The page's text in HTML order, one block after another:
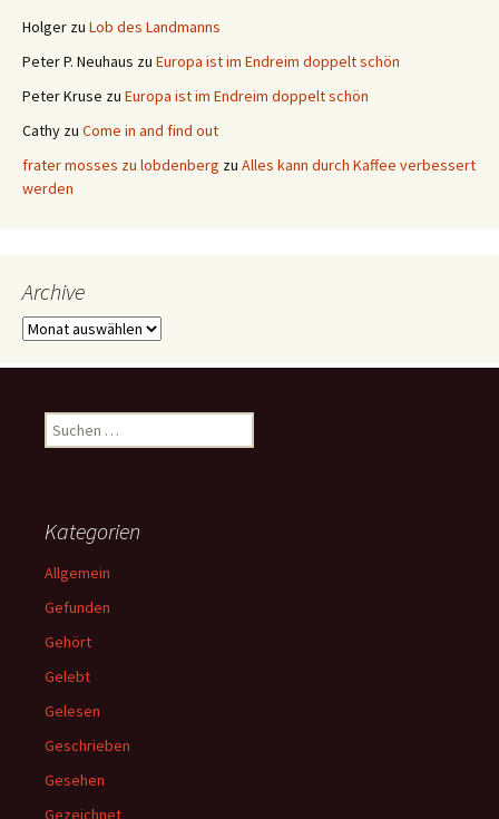
Holger zu Lob des Landmanns
Peter P. Neuhaus zu Europa ist im Endreim doppelt schön
Peter Kruse zu Europa ist im Endreim doppelt schön
Cathy zu Come in and find out
frater mosses zu lobdenberg zu Alles kann durch Kaffee verbessert
werden
Archive
Archive
Suchen
nach:
Kategorien
Allgemein
Gefunden
Gehört
Gelebt
Gelesen
Geschrieben
Gesehen
Gezeichnet